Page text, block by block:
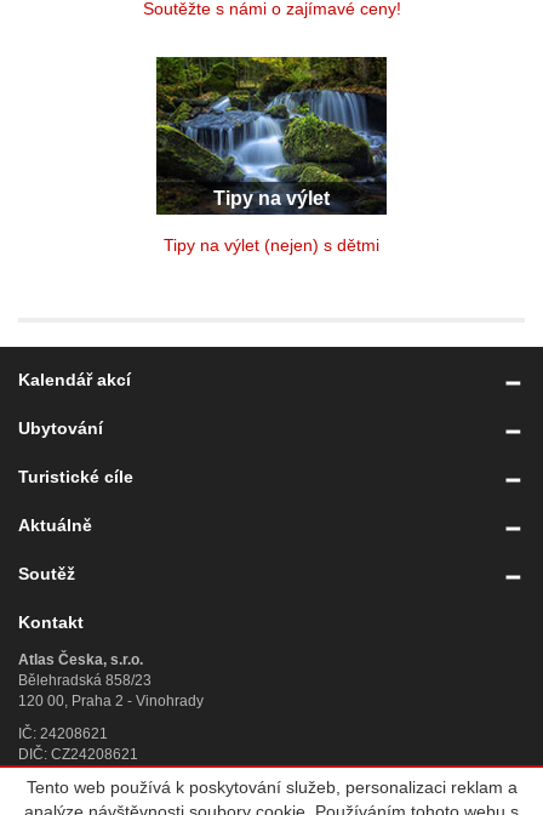
Soutěžte s námi o zajímavé ceny!
Tipy na výlet
Tipy na výlet (nejen) s dětmi
Kalendář akcí
Ubytování
Turistické cíle
Aktuálně
Soutěž
Kontakt
Atlas Česka, s.r.o.
Bělehradská 858/23
120 00, Praha 2 - Vinohrady
IČ: 24208621
DIČ: CZ24208621
Úplný kontakt »
Tento web používá k poskytování služeb, personalizaci reklam a